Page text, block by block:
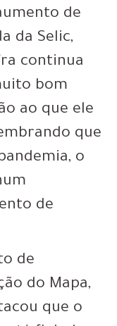
de
da Selic,
continua
bom
ao que ele
que
o
de
de
do Mapa,
que o